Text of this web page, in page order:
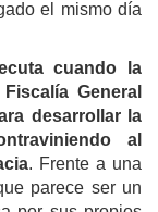
el mismo día
cuando la
General
desarrollar la
al
. Frente a una
parece ser un